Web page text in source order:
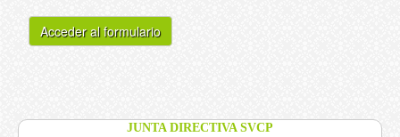
Acceder al formulario
JUNTA DIRECTIVA SVCP